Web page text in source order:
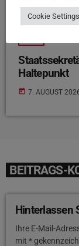
Haltepunkt
today 7. AUGUST
BEITRAGS-
Hinterlassen
Ihre E-Mail-
mit *
Cookie Settings